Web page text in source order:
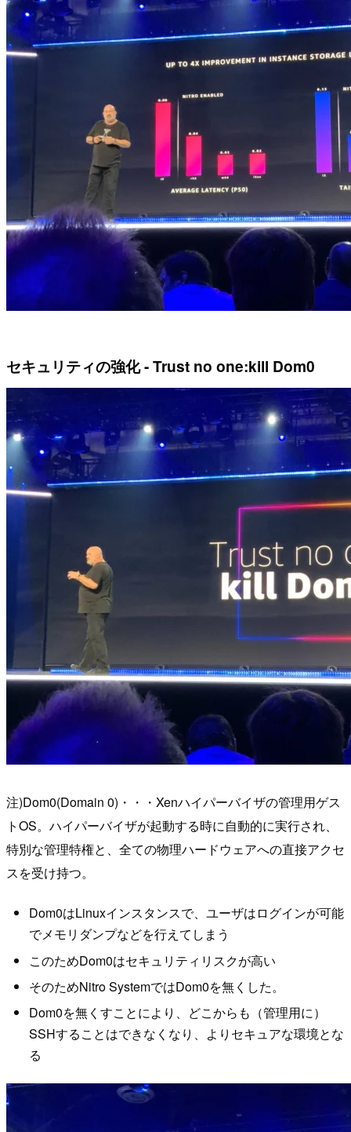
セキュリティの強化 - Trust no one:kill Dom0
注)Dom0(Domain 0)・・・Xenハイパーバイザの管理用ゲス
トOS。ハイパーバイザが起動する時に自動的に実行され、
特別な管理特権と、全ての物理ハードウェアへの直接アクセ
スを受け持つ。
Dom0はLinuxインスタンスで、ユーザはログインが可能
でメモリダンプなどを行えてしまう
このためDom0はセキュリティリスクが高い
そのためNitro SystemではDom0を無くした。
Dom0を無くすことにより、どこからも（管理用に）
SSHすることはできなくなり、よりセキュアな環境とな
る